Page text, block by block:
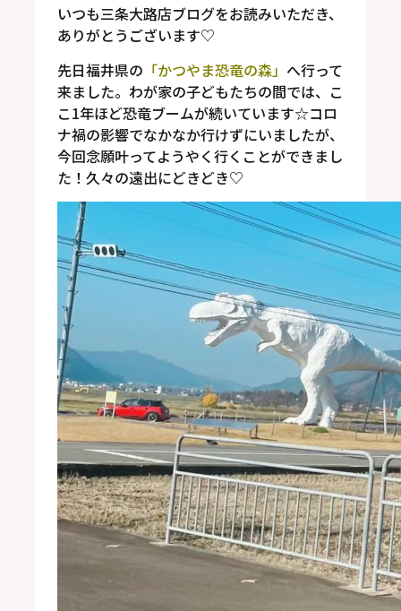
いつも三条大路店ブログをお読みいただき、
ありがとうございます♡
先日福井県の 「かつやま恐竜の森」 へ行って
来ました。わが家の子どもたちの間では、こ
こ1年ほど恐竜ブームが続いています☆コロ
ナ禍の影響でなかなか行けずにいましたが、
今回念願叶ってようやく行くことができまし
た！ 久々の遠出にどきどき♡